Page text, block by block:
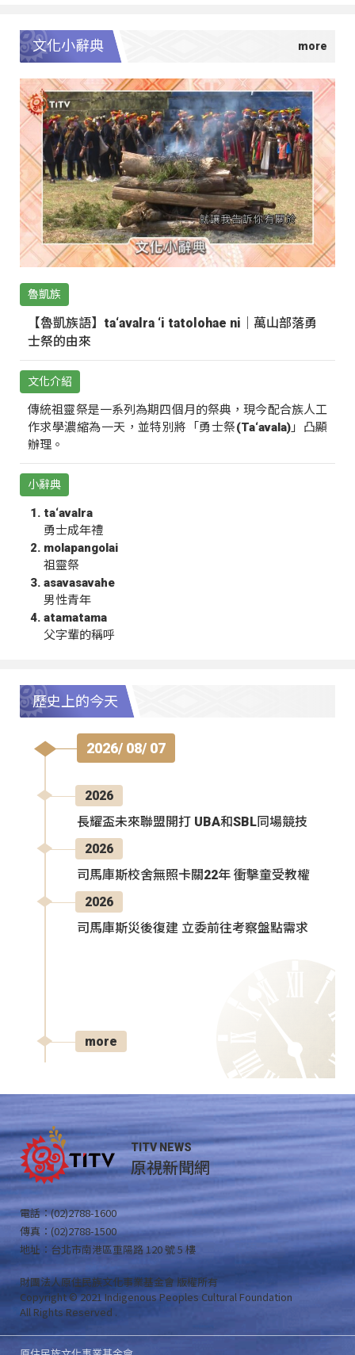
文化小辭典
魯凱族
【魯凱族語】ta‘avalra ‘i tatolohae ni｜萬山部落勇
士祭的由來
文化介紹
傳統祖靈祭是一系列為期四個月的祭典，現今配合族人工
作求學濃縮為一天，並特別將「勇士祭(Ta‘avala)」凸顯
辦理。
小辭典
ta‘avalra
勇士成年禮
molapangolai
祖靈祭
asavasavahe
男性青年
atamatama
父字輩的稱呼
歷史上的今天
2026/ 08/ 07
2026
長耀盃未來聯盟開打 UBA和SBL同場競技
2026
司馬庫斯校舍無照卡關22年 衝擊童受教權
2026
司馬庫斯災後復建 立委前往考察盤點需求
more
TITV NEWS
原視新聞網
電話：(02)2788-1600
傳真：(02)2788-1500
地址：台北市南港區重陽路 120 號 5 樓
財團法人原住民族文化事業基金會 版權所有
Copyright © 2021 Indigenous Peoples Cultural Foundation
All Rights Reserved .